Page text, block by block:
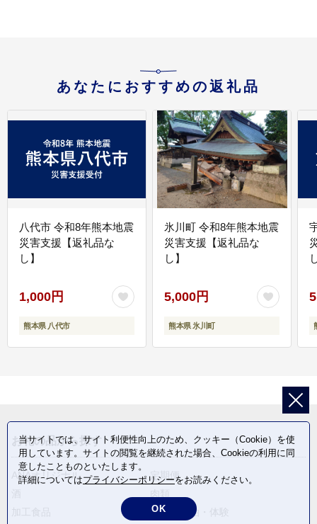
あなたにおすすめの返礼品
八代市 令和8年熊本地震
災害支援【返礼品な
し】
1,000円
熊本県 八代市
氷川町 令和8年熊本地震
災害支援【返礼品な
し】
5,000円
熊本県 氷川町
お礼の品から探す
ANAオリジナル
定期便
旅行・宿泊・体験
当サイトでは、サイト利便性向上のため、クッキー（Cookie）を使
用しています。サイトの閲覧を継続された場合、Cookieの利用に同
意したことものといたします。
詳細についてはプライバシーポリシーをお読みください。
OK